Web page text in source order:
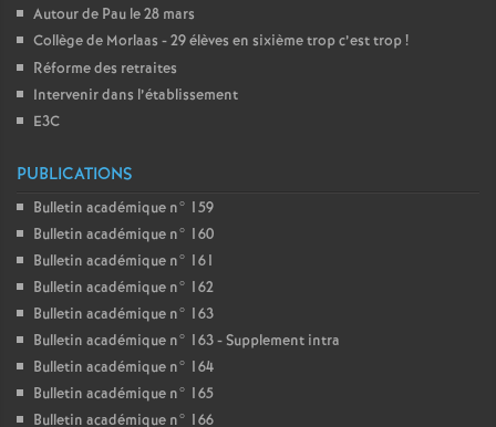
Autour de Pau le 28 mars
Collège de Morlaas - 29 élèves en sixième trop c’est trop!
Réforme des retraites
Intervenir dans l’établissement
E3C
PUBLICATIONS
Bulletin académique n° 159
Bulletin académique n° 160
Bulletin académique n° 161
Bulletin académique n° 162
Bulletin académique n° 163
Bulletin académique n° 163 - Supplement intra
Bulletin académique n° 164
Bulletin académique n° 165
Bulletin académique n° 166